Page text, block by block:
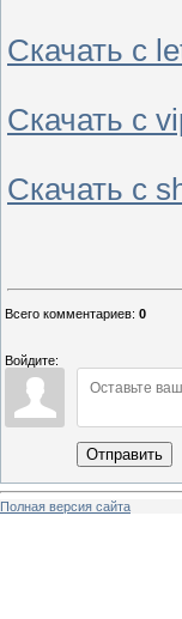
Скачать с
Скачать с
Скачать с
Всего комментариев: 0
Войдите:
Отправить
Полная версия сайта